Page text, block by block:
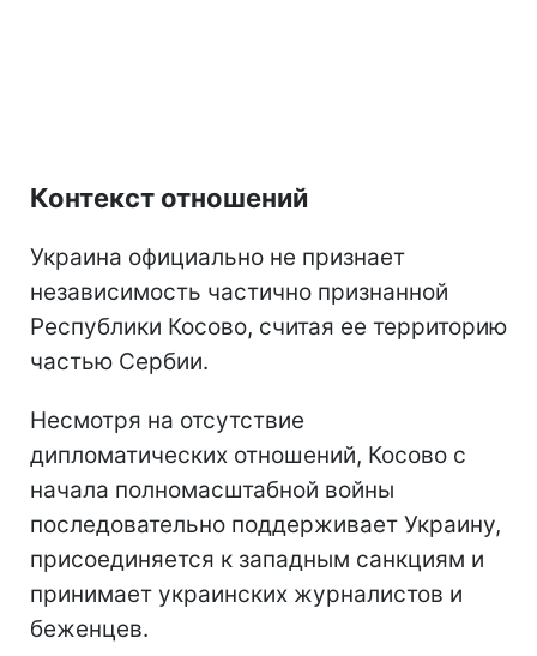
Контекст отношений
Украина официально не признает
независимость частично признанной
Республики Косово, считая ее территорию
частью Сербии.
Несмотря на отсутствие
дипломатических отношений, Косово с
начала полномасштабной войны
последовательно поддерживает Украину,
присоединяется к западным санкциям и
принимает украинских журналистов и
беженцев.